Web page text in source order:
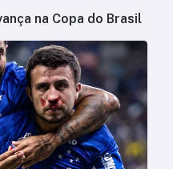
na Copa do Brasil